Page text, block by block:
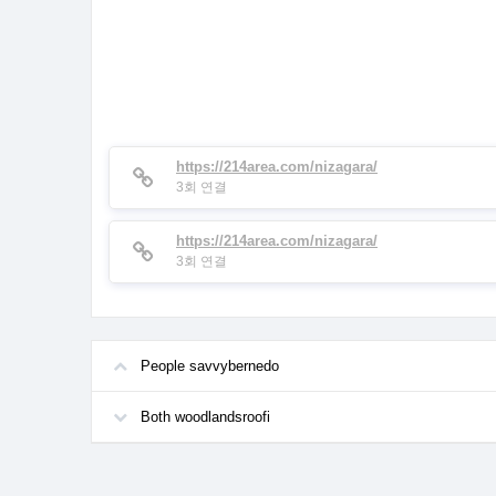
https://214area.com/nizagara/
3회 연결
https://214area.com/nizagara/
3회 연결
People savvybernedo
Both woodlandsroofi